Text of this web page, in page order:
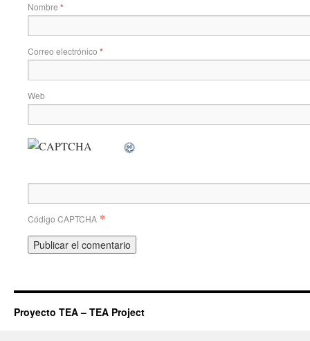
Nombre *
Correo electrónico *
Web
Código CAPTCHA *
Proyecto TEA – TEA Project